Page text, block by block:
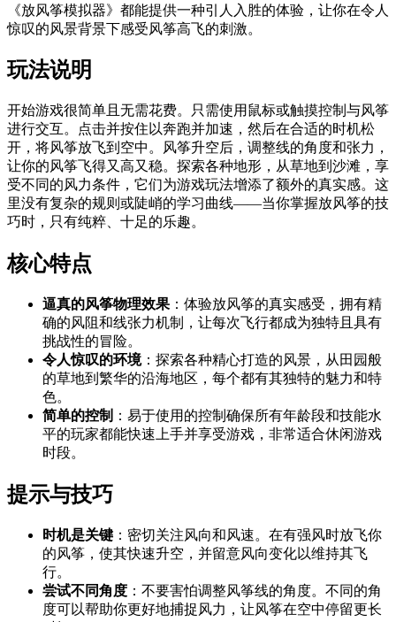
《放风筝模拟器》都能提供一种引人入胜的体验，让你在令人
惊叹的风景背景下感受风筝高飞的刺激。
玩法说明
开始游戏很简单且无需花费。只需使用鼠标或触摸控制与风筝
进行交互。点击并按住以奔跑并加速，然后在合适的时机松
开，将风筝放飞到空中。风筝升空后，调整线的角度和张力，
让你的风筝飞得又高又稳。探索各种地形，从草地到沙滩，享
受不同的风力条件，它们为游戏玩法增添了额外的真实感。这
里没有复杂的规则或陡峭的学习曲线——当你掌握放风筝的技
巧时，只有纯粹、十足的乐趣。
核心特点
逼真的风筝物理效果 ：体验放风筝的真实感受，拥有精
确的风阻和线张力机制，让每次飞行都成为独特且具有
挑战性的冒险。
令人惊叹的环境：探索各种精心打造的风景，从田园般
的草地到繁华的沿海地区，每个都有其独特的魅力和特
色。
简单的控制 ：易于使用的控制确保所有年龄段和技能水
平的玩家都能快速上手并享受游戏，非常适合休闲游戏
时段。
提示与技巧
时机是关键 ：密切关注风向和风速。在有强风时放飞你
的风筝，使其快速升空，并留意风向变化以维持其飞
行。
尝试不同角度 ：不要害怕调整风筝线的角度。不同的角
度可以帮助你更好地捕捉风力，让风筝在空中停留更长